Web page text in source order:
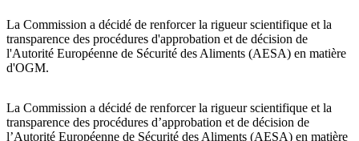
La Commission a décidé de renforcer la rigueur scientifique et la
transparence des procédures d'approbation et de décision de
l'Autorité Européenne de Sécurité des Aliments (AESA) en matière
d'OGM.
La Commission a décidé de renforcer la rigueur scientifique et la
transparence des procédures d’approbation et de décision de
l’Autorité Européenne de Sécurité des Aliments (AESA) en matière